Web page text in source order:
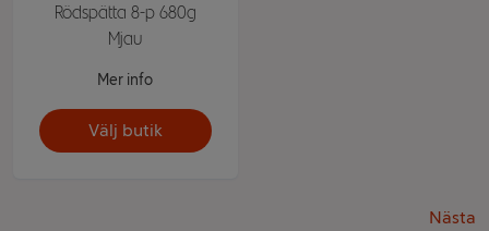
Rödspätta 8-p 680g
Mjau
Mer info
Välj butik
Nästa